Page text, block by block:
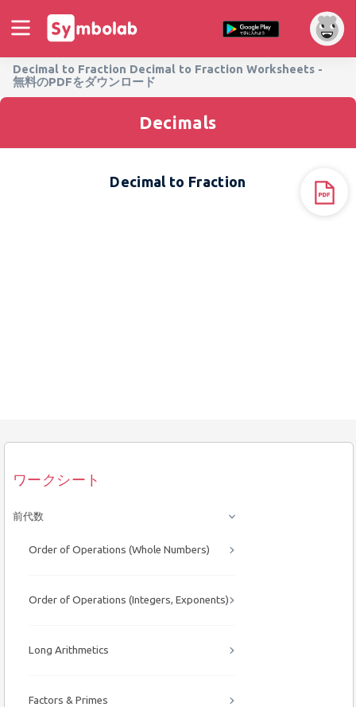
Decimal to Fraction Decimal to Fraction Worksheets -
無料のPDFをダウンロード
ワークシート
前代数
Order of Operations (Whole Numbers)
Order of Operations (Integers, Exponents)
Long Arithmetics
Factors & Primes
Decimals
Decimal to Fraction